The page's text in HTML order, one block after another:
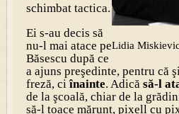
Lidia
schimbat tactica.
Ei s-au decis să
nu-l mai atace pe
Băsescu după ce
a ajuns preşedinte, pentru că
freză, ciînainte. Adică să-l
de la şcoală, chiar de la
să-l toace mărunt, pixell cu